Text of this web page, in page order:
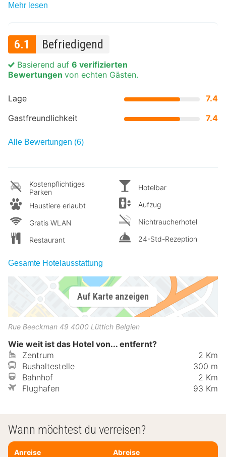
Mehr lesen
6.1 Befriedigend
Lage
7.4
Gastfreundlichkeit
7.4
Basierend auf 6 verifizierten
Bewertungen von echten Gästen.
Alle Bewertungen (6)
Kostenpflichtiges
Parken
Haustiere erlaubt
Gratis WLAN
Restaurant
Hotelbar
Aufzug
Nichtraucherhotel
24-Std-Rezeption
Gesamte Hotelausstattung
Auf Karte anzeigen
Rue Beeckman 49 4000 Lüttich Belgien
Wie weit ist das Hotel von... entfernt?
Zentrum
2 Km
Bushaltestelle
300 m
Bahnhof
2 Km
Flughafen
93 Km
Wann möchtest du verreisen?
Anreise Abreise